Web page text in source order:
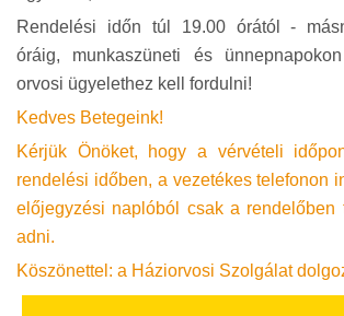
Rendelési időn túl 19.00 órától -
óráig, munkaszüneti és
orvosi ügyelethez kell fordulni!
Kedves Betegeink!
Kérjük Önöket, hogy a vérvételi
rendelési időben, a vezetékes telefonon
előjegyzési naplóból csak a rendelőben
adni.
Köszönettel: a Háziorvosi Szolgálat